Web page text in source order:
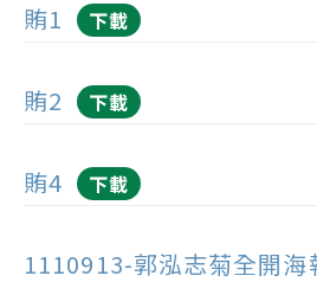
賄1 下載
賄2 下載
賄4 下載
1110913-郭泓志菊全開海